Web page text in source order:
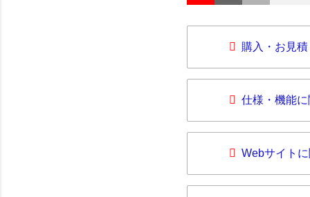
購入・お見
仕様・機能
Webサイト